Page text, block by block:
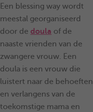
Een blessing way wordt
meestal georganiseerd
door de doula of de
naaste vrienden van de
zwangere vrouw. Een
doula is een vrouw die
luistert naar de behoeften
en verlangens van de
toekomstige mama en